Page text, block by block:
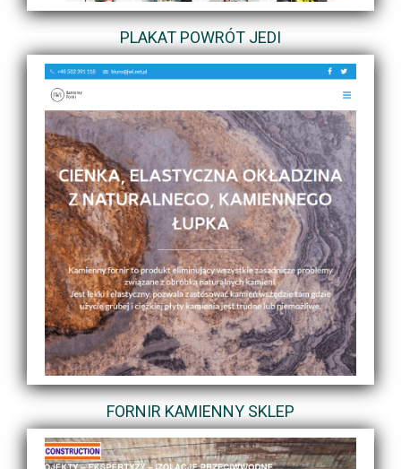
PLAKAT POWRÓT JEDI
FORNIR KAMIENNY SKLEP